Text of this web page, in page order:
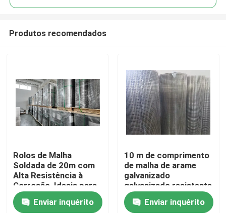
Para casa
Produtos
Produtos recomendados
Rolos de Malha
Soldada de 20m com
Alta Resistência à
Corrosão, Ideais para
Reforço de Cercas e
Soluções de
Enviar inquérito
10 m de comprimento
de malha de arame
galvanizado
galvanizado resistente
à corrosão para
projetos de segurança
Enviar inquérito